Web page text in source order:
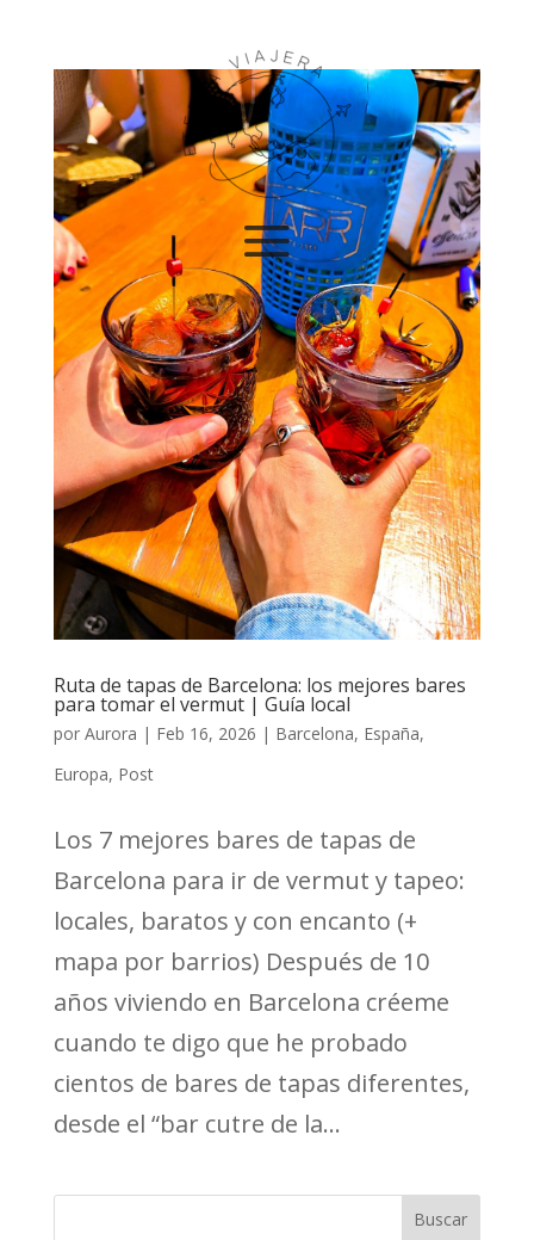
Ruta de tapas de Barcelona: los mejores bares
para tomar el vermut | Guía local
por Aurora | Feb 16, 2026 | Barcelona, España,
Europa, Post
Los 7 mejores bares de tapas de
Barcelona para ir de vermut y tapeo:
locales, baratos y con encanto (+
mapa por barrios) Después de 10
años viviendo en Barcelona créeme
cuando te digo que he probado
cientos de bares de tapas diferentes,
desde el “bar cutre de la...
Buscar